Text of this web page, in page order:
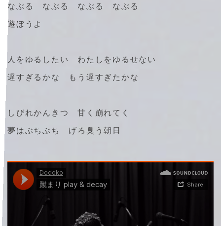
なぶる なぶる なぶる なぶる
遊ぼうよ
人をゆるしたい わたしをゆるせない
遅すぎるかな もう遅すぎたかな
しびれかんきつ 甘く崩れてく
夢はぶちぶち げろ臭う朝日